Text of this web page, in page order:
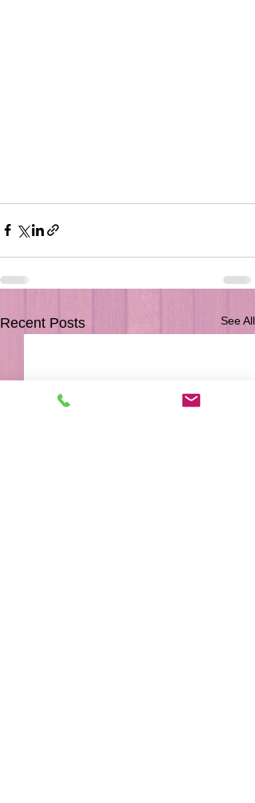
Recent Posts See All